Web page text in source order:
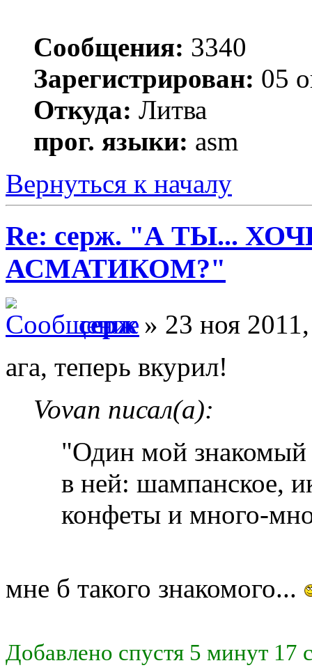
Сообщения: 3340
Зарегистрирован: 05
Откуда: Литва
прог. языки: asm
Вернуться к началу
Re: серж. "А ТЫ...
АСМАТИКОМ?"
серж» 23 ноя
ага, теперь вкурил!
Vovan писал(а):
"Один мой знакомый
в ней: шампанское,
конфеты и много-
мне б такого знакомого...
Добавлено спустя 5 минут 17